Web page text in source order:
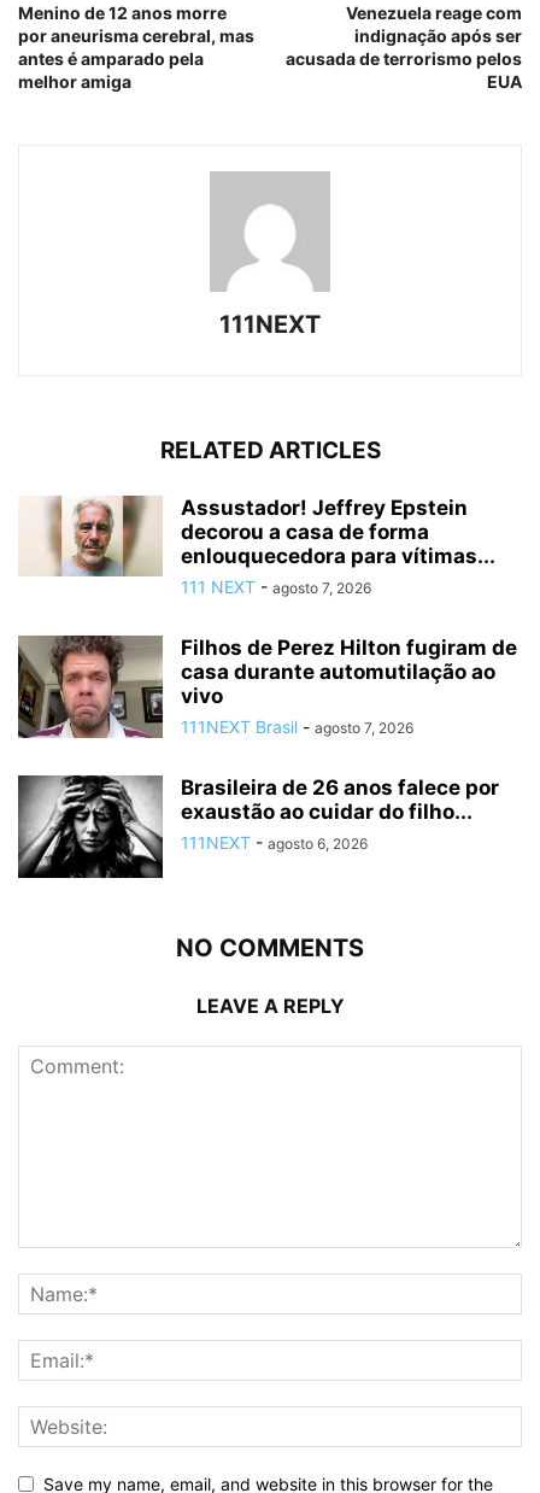
Menino de 12 anos morre
por aneurisma cerebral, mas
antes é amparado pela
melhor amiga
Venezuela reage com
indignação após ser
acusada de terrorismo pelos
EUA
111NEXT
RELATED ARTICLES
Assustador! Jeffrey Epstein
decorou a casa de forma
enlouquecedora para vítimas...
111 NEXT - agosto 7, 2026
Filhos de Perez Hilton fugiram de
casa durante automutilação ao
vivo
111NEXT Brasil - agosto 7, 2026
Brasileira de 26 anos falece por
exaustão ao cuidar do filho...
111NEXT - agosto 6, 2026
NO COMMENTS
LEAVE A REPLY
Save my name, email, and website in this browser for the